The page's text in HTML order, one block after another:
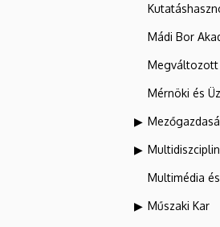
Mádi Bor
Megváltozott
Mérnöki és
Multimédia
Műszaki Kar